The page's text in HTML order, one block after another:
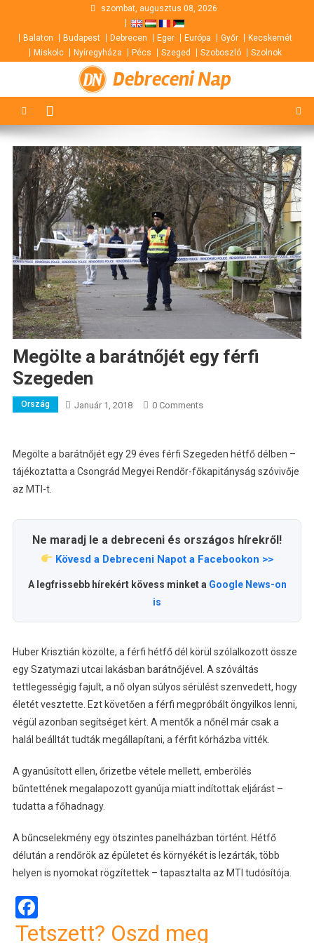
content
szombat, augusztus 08, 2026
Balaton Budapest Debrecen Eger Európa Győr
Kecskemét
Miskolc
Nyíregyháza Pécs Szeged Szoboszló Szolnok
Debreceni Nap
Megölte a barátnőjét egy férfi
Szegeden
Ország Január 1, 2018 0 Comments
Megölte a barátnőjét egy 29 éves férfi Szegeden hétfő délben –
tájékoztatta a Csongrád Megyei Rendőr-főkapitányság szóvivője
az MTI-t.
Ne maradj le a debreceni és országos hírekről!
Kövesd a Debreceni Napot a Facebookon >>
A legfrissebb hírekért kövess minket a Google News-on
is
Huber Krisztián közölte, a férfi hétfő dél körül szólalkozott össze
egy Szatymazi utcai lakásban barátnőjével. A szóváltás
tettlegességig fajult, a nő olyan súlyos sérülést szenvedett, hogy
életét vesztette. Ezt követően a férfi megpróbált öngyilkos lenni,
végül azonban segítséget kért. A mentők a nőnél már csak a
halál beálltát tudták megállapítani, a férfit kórházba vitték.
A gyanúsított ellen, őrizetbe vétele mellett, emberölés
bűntettének megalapozott gyanúja miatt indítottak eljárást –
tudatta a főhadnagy.
A bűncselekmény egy ötszintes panelházban történt. Hétfő
délután a rendőrök az épületet és környékét is lezárták, több
helyen is nyomokat rögzítettek – tapasztalta az MTI tudósítója.
Facebook
Tetszett? Oszd meg